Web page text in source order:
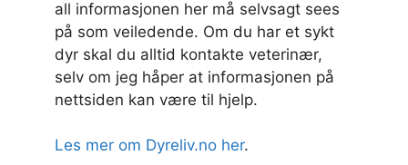
all informasjonen her må selvsagt sees
på som veiledende. Om du har et sykt
dyr skal du alltid kontakte veterinær,
selv om jeg håper at informasjonen på
nettsiden kan være til hjelp.
Les mer om Dyreliv.no her.